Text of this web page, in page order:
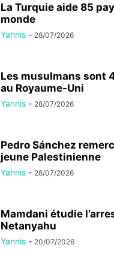
La Turquie aide 85
monde
Yannis - 28/07/2026
Les musulmans sont
au Royaume-Uni
Yannis - 28/07/2026
Pedro Sánchez
jeune Palestinienne
Yannis - 28/07/2026
Mamdani étudie
Netanyahu
Yannis - 20/07/2026